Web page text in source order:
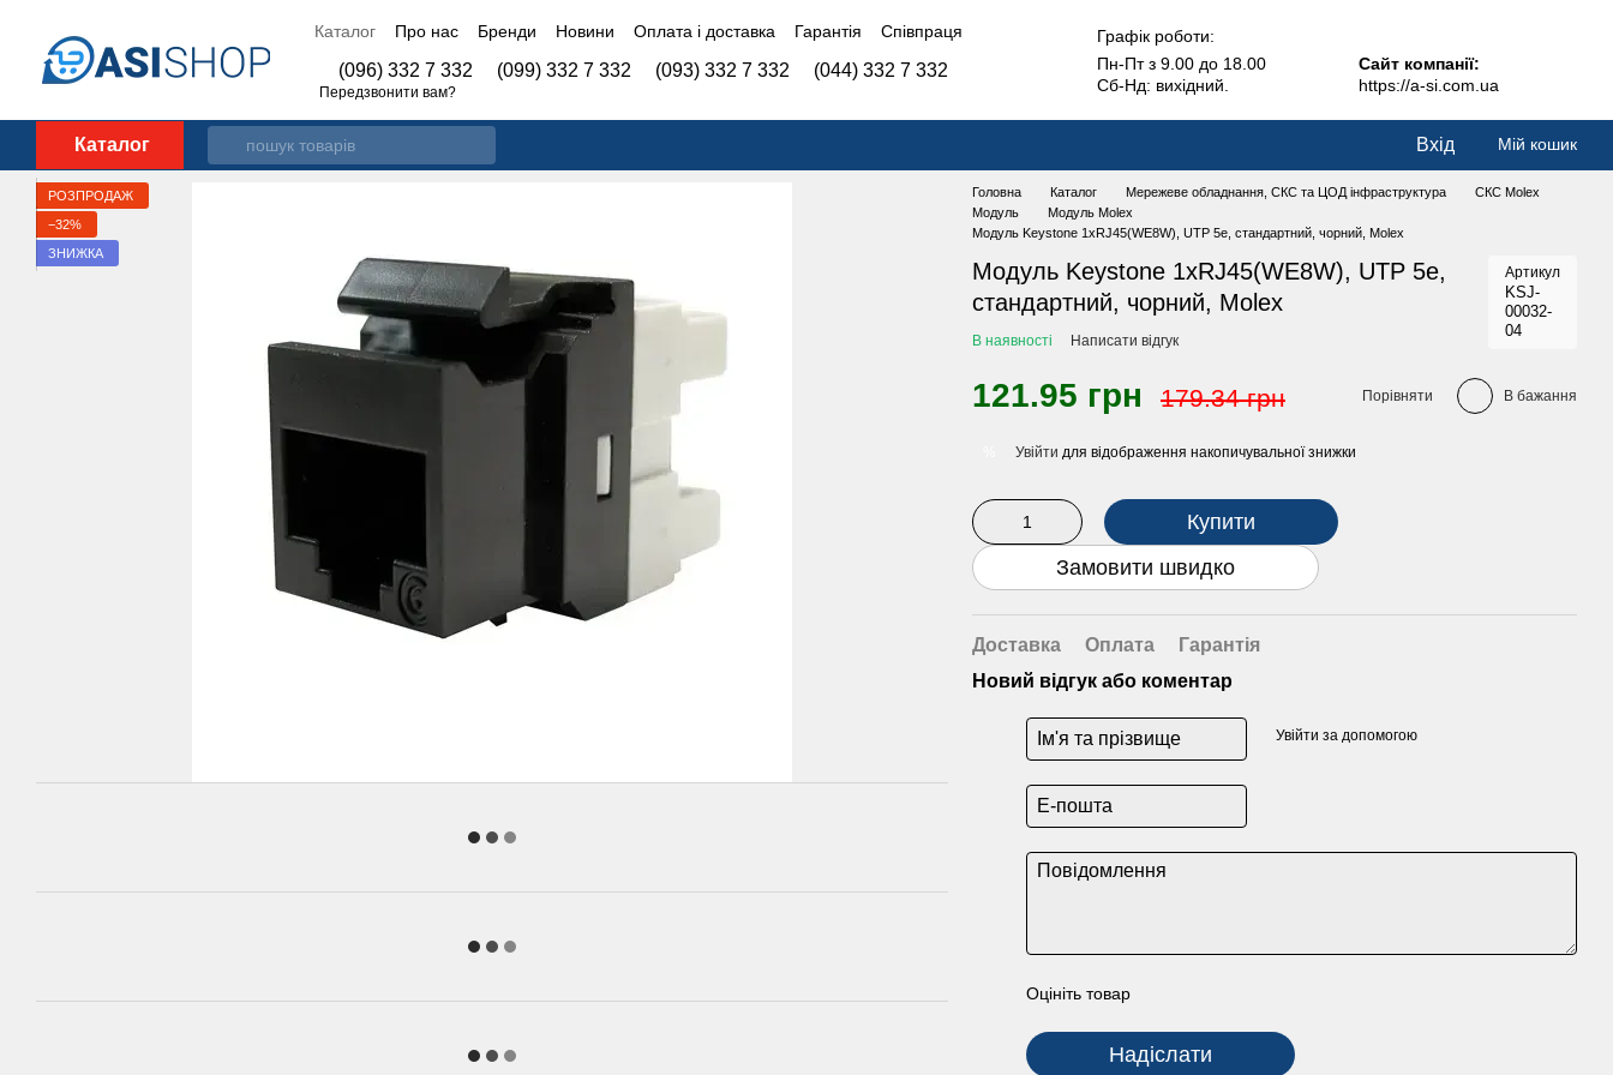
Каталог Про нас Бренди Новини Оплата і доставка Гарантія
Співпраця
(096) 332 7 332 (099) 332 7 332 (093) 332 7 332 (044) 332 7 332
Передзвонити вам?
Графік роботи:
Пн-Пт з 9.00 до 18.00
Сб-Нд: вихідний.
Сайт компанії:
https://a-si.com.ua
Каталог Вхід Мій кошик
РОЗПРОДАЖ
−32%
ЗНИЖКА
Головна Каталог Мережеве обладнання, СКС та ЦОД інфраструктура
СКС Molex
Модуль
Модуль Molex
Модуль Keystone 1xRJ45(WE8W), UTP 5е, стандартний, чорний, Molex
Модуль Keystone 1xRJ45(WE8W), UTP 5е,
стандартний, чорний, Molex
Артикул
KSJ-
00032-
04
В наявності Написати відгук
121.95 грн 179.34 грн Порівняти В бажання
Увійти для відображення накопичувальної знижки
Купити
Замовити швидко
Доставка Оплата
Гарантія
Новий відгук або коментар
Увійти за допомогою
Оцініть товар
Надіслати